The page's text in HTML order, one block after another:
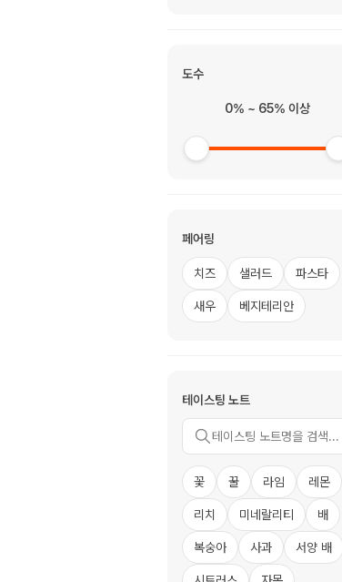
도수
0% ~ 65% 이상
페어링
치즈 샐러드 파스타
새우 베지테리안
테이스팅 노트
꽃 꿀 라임 레몬
리치 미네랄리티 배
복숭아 사과 서양 배